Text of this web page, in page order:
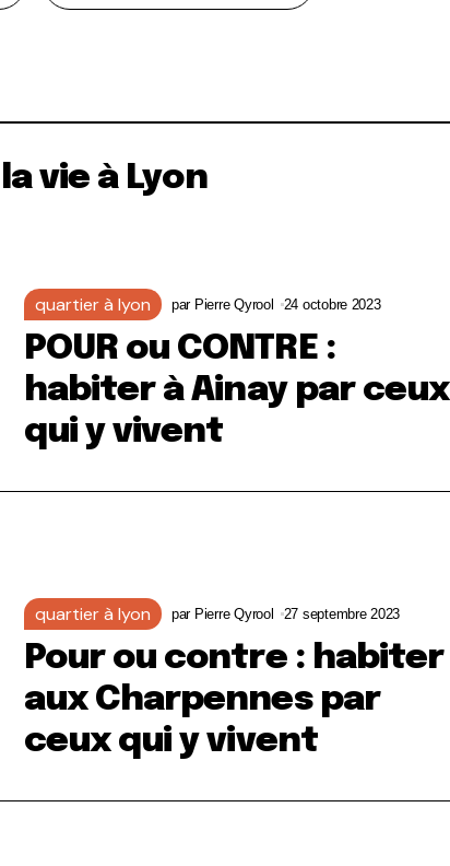
vie à Lyon
quartier à lyon par Pierre Qyrool 24 octobre 2023
POUR ou CONTRE :
habiter à Ainay par ceux
qui y vivent
quartier à lyon par Pierre Qyrool 27 septembre 2023
Pour ou contre : habiter
aux Charpennes par
ceux qui y vivent